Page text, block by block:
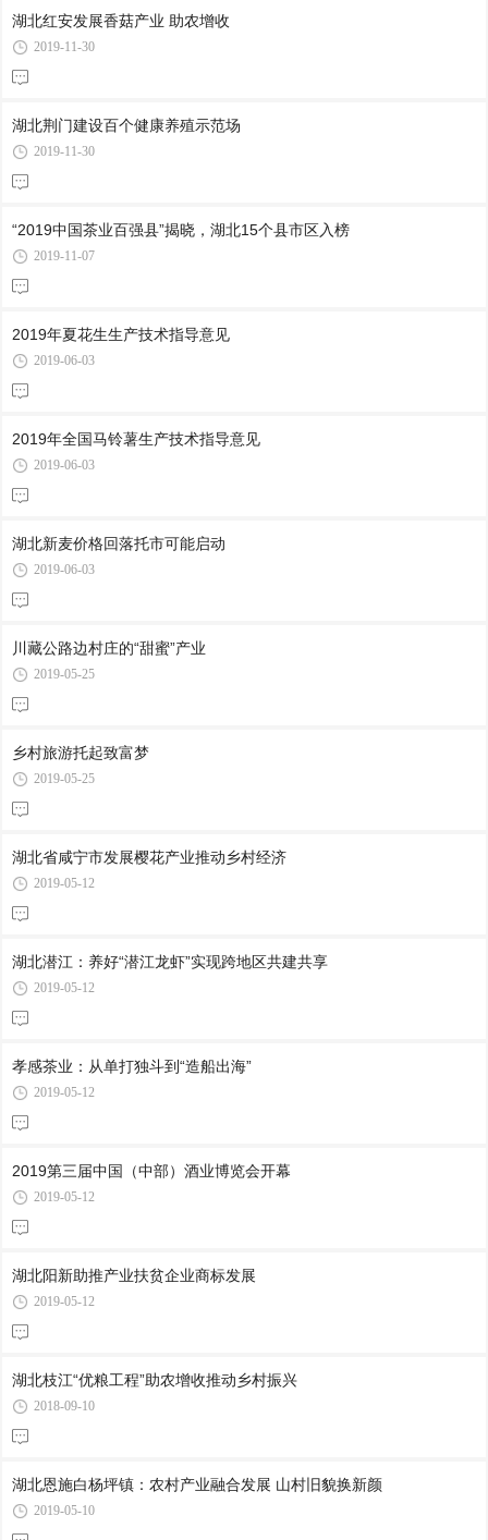
湖北红安发展香菇产业 助农增收
2019-11-30
湖北荆门建设百个健康养殖示范场
2019-11-30
“2019中国茶业百强县”揭晓，湖北15个县市区入榜
2019-11-07
2019年夏花生生产技术指导意见
2019-06-03
2019年全国马铃薯生产技术指导意见
2019-06-03
湖北新麦价格回落托市可能启动
2019-06-03
川藏公路边村庄的“甜蜜”产业
2019-05-25
乡村旅游托起致富梦
2019-05-25
湖北省咸宁市发展樱花产业推动乡村经济
2019-05-12
湖北潜江：养好“潜江龙虾”实现跨地区共建共享
2019-05-12
孝感茶业：从单打独斗到“造船出海”
2019-05-12
2019第三届中国（中部）酒业博览会开幕
2019-05-12
湖北阳新助推产业扶贫企业商标发展
2019-05-12
湖北枝江“优粮工程”助农增收推动乡村振兴
2018-09-10
湖北恩施白杨坪镇：农村产业融合发展 山村旧貌换新颜
2019-05-10